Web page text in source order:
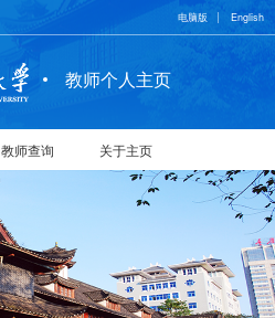
电脑版 English
教师个人主页
教师查询 关于主页